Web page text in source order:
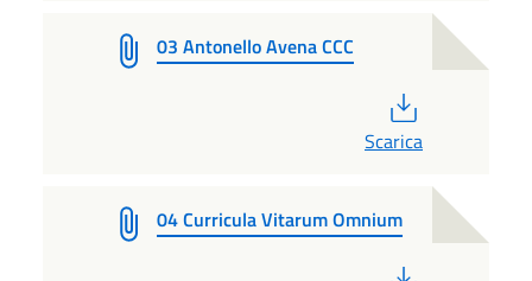
03 Antonello Avena CCC
Scarica
04 Curricula Vitarum Omnium